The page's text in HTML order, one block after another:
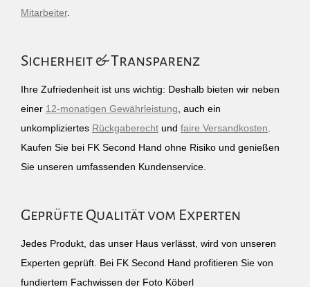
Mitarbeiter.
Sicherheit & Transparenz
Ihre Zufriedenheit ist uns wichtig: Deshalb bieten wir neben
einer 12-monatigen Gewährleistung , auch ein
unkompliziertes Rückgaberecht und faire Versandkosten
Kaufen Sie bei FK Second Hand ohne Risiko und genießen
Sie unseren umfassenden Kundenservice.
Geprüfte Qualität vom Experten
Jedes Produkt, das unser Haus verlässt, wird von unseren
Experten geprüft. Bei FK Second Hand profitieren Sie von
fundiertem Fachwissen der Foto Köberl